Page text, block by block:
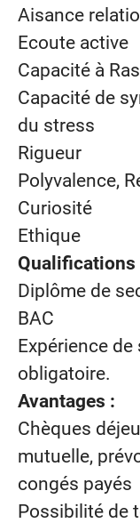
Aisance
Ecoute active
Capacité à
Capacité de
du stress
Rigueur
Polyvalence,
Curiosité
Ethique
Qualifications
Diplôme de
BAC
Expérience de
obligatoire.
Avantages :
Chèques
mutuelle,
congés payés
Possibilité de